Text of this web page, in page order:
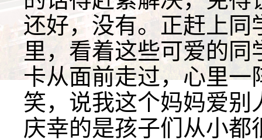
还好，没有。正赶上同
里，看着这些可爱的
卡从面前走过，心里一
笑，说我这个妈妈爱别
庆幸的是孩子们从小